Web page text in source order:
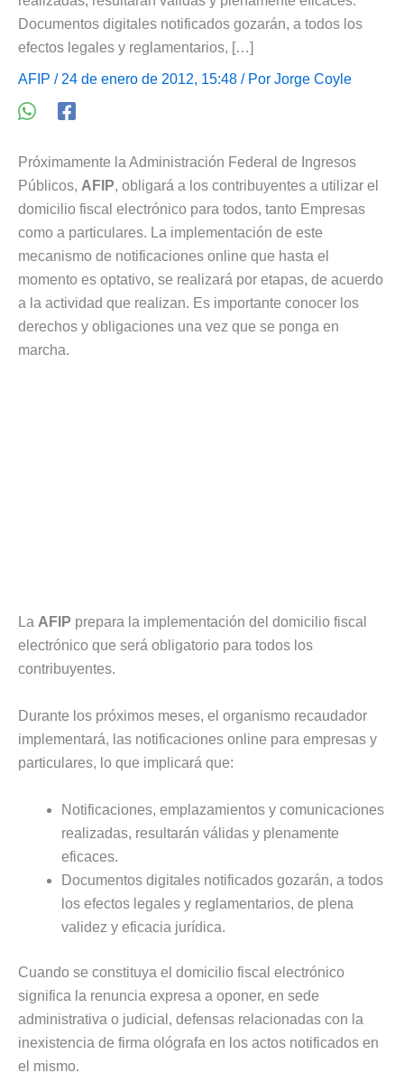
Documentos digitales notificados gozarán, a todos los
efectos legales y reglamentarios, […]
AFIP / 24 de enero de 2012, 15:48 / Por Jorge Coyle
Próximamente la Administración Federal de Ingresos
Públicos, AFIP, obligará a los contribuyentes a utilizar el
domicilio fiscal electrónico para todos, tanto Empresas
como a particulares. La implementación de este
mecanismo de notificaciones online que hasta el
momento es optativo, se realizará por etapas, de acuerdo
a la actividad que realizan. Es importante conocer los
derechos y obligaciones una vez que se ponga en
marcha.
La AFIP prepara la implementación del domicilio fiscal
electrónico que será obligatorio para todos los
contribuyentes.
Durante los próximos meses, el organismo recaudador
implementará, las notificaciones online para empresas y
particulares, lo que implicará que:
Notificaciones, emplazamientos y comunicaciones
realizadas, resultarán válidas y plenamente
eficaces.
Documentos digitales notificados gozarán, a todos
los efectos legales y reglamentarios, de plena
validez y eficacia jurídica.
Cuando se constituya el domicilio fiscal electrónico
significa la renuncia expresa a oponer, en sede
administrativa o judicial, defensas relacionadas con la
inexistencia de firma ológrafa en los actos notificados en
el mismo.